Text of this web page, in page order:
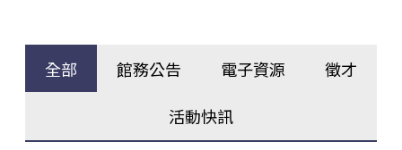
全部 館務公告 電子資源 徵才
活動快訊